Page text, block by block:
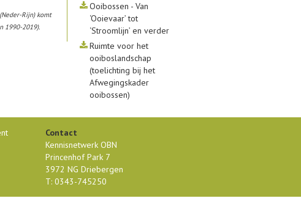
Rijn) komt
1990-2019).
Ooibossen - Van
‘Ooievaar’ tot
‘Stroomlijn’ en verder
Ruimte voor het
ooiboslandschap
(toelichting bij het
Afwegingskader
ooibossen)
Contact
Kennisnetwerk OBN
Princenhof Park 7
3972 NG Driebergen
T: 0343-745250